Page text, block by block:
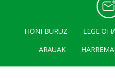
HONI BURUZ LEGE
ARAUAK